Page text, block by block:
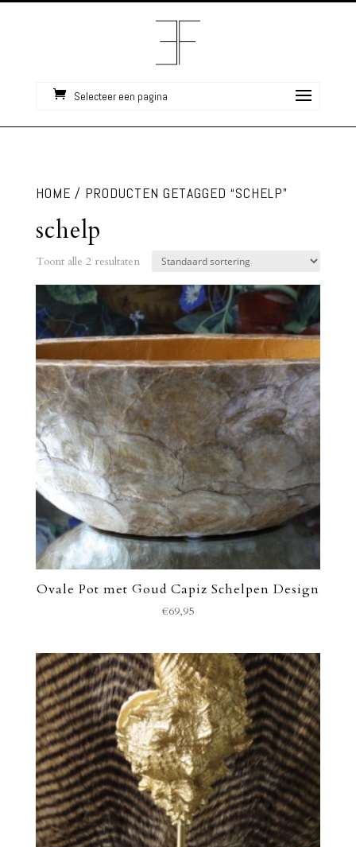
Selecteer een pagina
HOME / PRODUCTEN GETAGGED “SCHELP”
schelp
Toont alle 2 resultaten
Ovale Pot met Goud Capiz Schelpen Design
€69,95